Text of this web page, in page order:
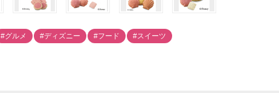
#グルメ #ディズニー #フード #スイーツ